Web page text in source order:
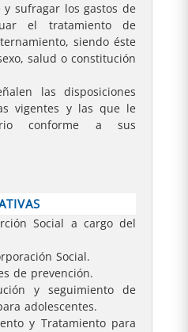
sufragar los gastos de
el tratamiento de
siendo éste
salud o constitución
las disposiciones
vigentes y las que le
conforme a sus
Social a cargo del
Social.
de prevención.
y seguimiento de
adolescentes.
y Tratamiento para